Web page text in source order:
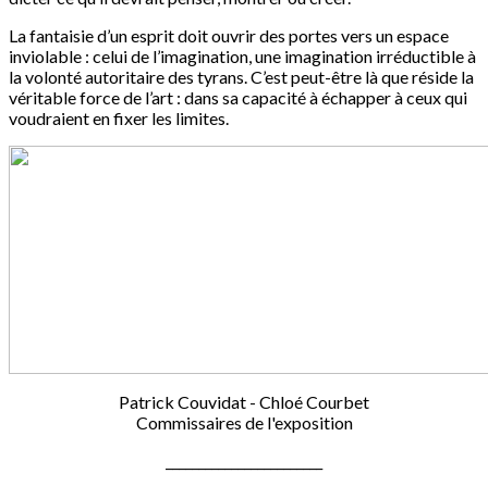
La fantaisie d’un esprit doit ouvrir des portes vers un espace
inviolable : celui de l’imagination, une imagination irréductible à
la volonté autoritaire des tyrans. C’est peut-être là que réside la
véritable force de l’art : dans sa capacité à échapper à ceux qui
voudraient en fixer les limites.
Patrick Couvidat - Chloé Courbet
Commissaires de l'exposition